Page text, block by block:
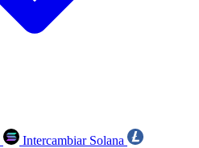
Intercambiar Solana